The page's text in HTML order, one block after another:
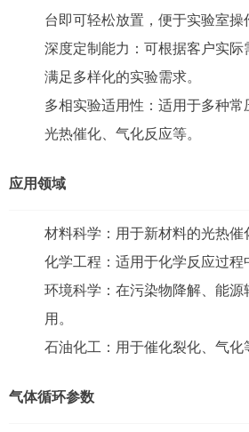
台即可轻松放置，便于实验室操
深度定制能力：可根据客户实际
满足多样化的实验需求。
多相实验适用性：适用于多种
光热催化、气化反应等。
应用领域
材料科学：用于新材料的光热催
化学工程：适用于化学反应过程
环境科学：在污染物降解、能源
用。
石油化工：用于催化裂化、气化
气体循环参数